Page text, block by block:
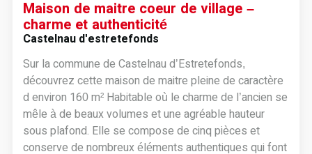
Maison de maitre coeur de village –
charme et authenticité
Castelnau d'estretefonds
Sur la commune de Castelnau d’Estretefonds,
découvrez cette maison de maitre pleine de caractère
d environ 160 m² Habitable où le charme de l’ancien se
mêle à de beaux volumes et une agréable hauteur
sous plafond. Elle se compose de cinq pièces et
conserve de nombreux éléments authentiques qui font